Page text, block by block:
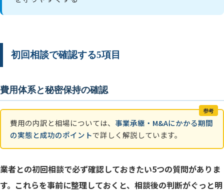
初回相談で確認する5項目
費用体系と秘密保持の確認
参考
費用の内訳と相場については、 事業承継・M&Aにかかる期間
の実態と成功のポイントで詳しく解説しています。
業者との初回相談で必ず確認しておきたい5つの質問がありま
す。これらを事前に整理しておくと、相談後の判断がぐっと明